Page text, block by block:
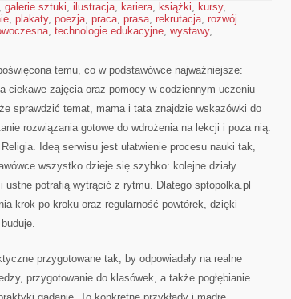
, galerie sztuki, ilustracja, kariera, książki, kursy,
, plakaty, poezja, praca, prasa, rekrutacja, rozwój
, technologie edukacyjne, wystawy,
temu, co w podstawówce najważniejsze:
ciekawe zajęcia oraz pomocy w codziennym uczeniu
sprawdzić temat, mama i tata znajdzie wskazówki do
rozwiązania gotowe do wdrożenia na lekcji i poza nią.
Religia. Ideą serwisu jest ułatwienie procesu nauki tak,
wszystko dzieje się szybko: kolejne działy
ustne potrafią wytrącić z rytmu. Dlatego sptopolka.pl
krok po kroku oraz regularność powtórek, dzięki
przygotowane tak, by odpowiadały na realne
przygotowanie do klasówek, a także pogłębianie